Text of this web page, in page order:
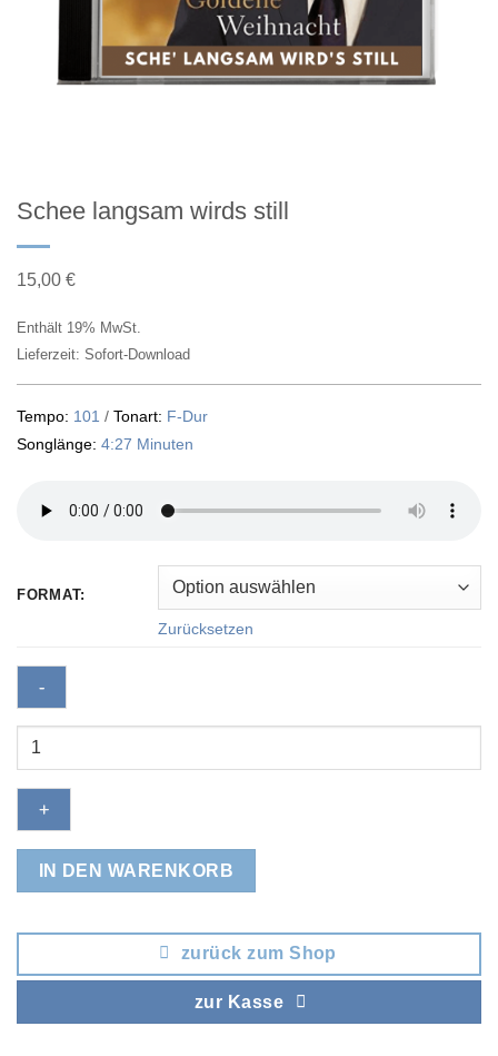
Schee langsam wirds still
15,00 €
Enthält 19% MwSt.
Lieferzeit: Sofort-Download
Tempo: 101 / Tonart: F-Dur
Songlänge: 4:27 Minuten
FORMAT:
Zurücksetzen
Schee
wirds
still
IN DEN WARENKORB
zurück zum Shop
zur Kasse